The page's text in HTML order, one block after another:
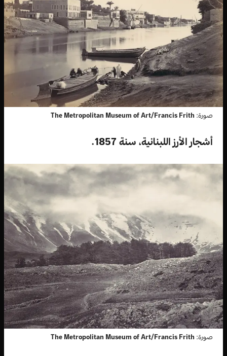
صورة: The Metropolitan Museum of Art/Francis Frith
أشجار الأرز اللبنانية، سنة 1857.
صورة: The Metropolitan Museum of Art/Francis Frith